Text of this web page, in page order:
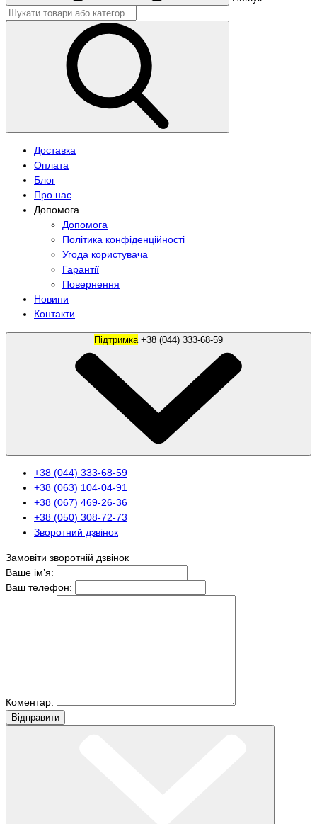
Доставка
Оплата
Блог
Про нас
Допомога
Допомога
Політика конфіденційності
Угода користувача
Гарантії
Повернення
Новини
Контакти
Підтримка
+38 (044) 333-68-59
+38 (063) 104-04-91
+38 (067) 469-26-36
+38 (050) 308-72-73
Зворотний дзвінок
Замовіти зворотній дзвінок
Ваше ім’я:
Ваш телефон:
Коментар:
Вiдправити